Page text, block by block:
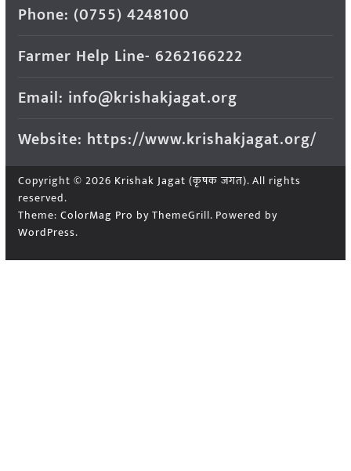
Phone: (0755) 4248100
Farmer Help Line- 6262166222
Email: info@krishakjagat.org
Website: https://www.krishakjagat.org/
Copyright © 2026 Krishak Jagat (कृषक जगत). All rights
reserved.
Theme: ColorMag Pro by ThemeGrill. Powered by
WordPress.